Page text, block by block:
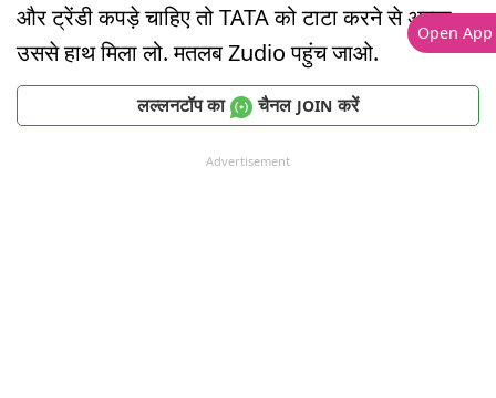
और ट्रेंडी कपड़े चाहिए तो TATA को टाटा करने से अच्छा
उससे हाथ मिला लो. मतलब Zudio पहुंच जाओ.
लल्लनटॉप का चैनल JOIN करें
Advertisement
Open App